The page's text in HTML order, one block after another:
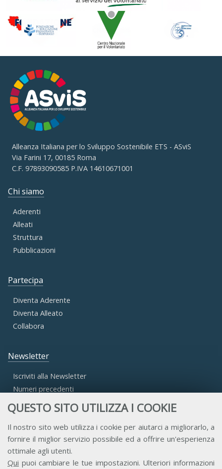
QUESTO SITO UTILIZZA I COOKIE
Il nostro sito web utilizza i cookie per aiutarci a migliorarlo, a
fornire il miglior servizio possibile ed a offrire un'esperienza
ottimale agli utenti.
Qui puoi cambiare le tue impostazioni. Ulteriori informazioni
Alleanza Italiana per lo Sviluppo Sostenibile ETS - ASviS
Via Farini 17, 00185 Roma
C.F. 97893090585 P.IVA 14610671001
Chi siamo
Aderenti
Alleati
Struttura
Pubblicazioni
Partecipa
Diventa Aderente
Diventa Alleato
Collabora
Newsletter
Iscriviti alla Newsletter
Numeri precedenti
Accesso Aderenti
Accesso Consulta
Accesso Team